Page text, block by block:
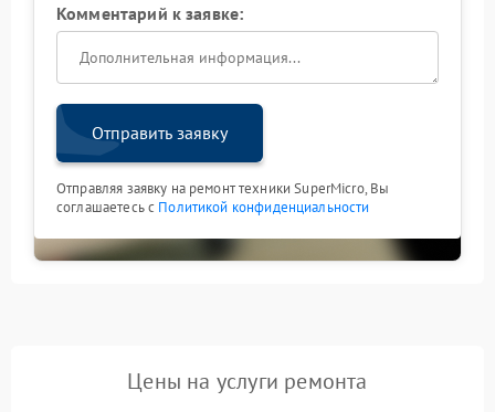
Комментарий к заявке:
Отправить заявку
Отправляя заявку на ремонт техники SuperMicro, Вы
соглашаетесь с Политикой конфиденциальности
Цены на услуги ремонта